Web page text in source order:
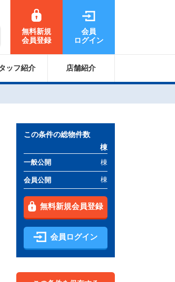
無料新規
会員登録
会員
ログイン
ッフ紹介 店舗紹介
この条件の総物件数
棟
一般公開 棟
会員公開 棟
無料新規会員登録
会員ログイン